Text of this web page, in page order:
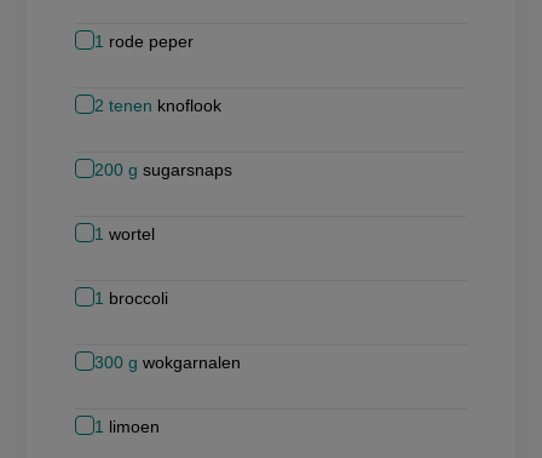
1 rode peper
2 tenen knoflook
200 g sugarsnaps
1 wortel
1 broccoli
300 g wokgarnalen
1 limoen